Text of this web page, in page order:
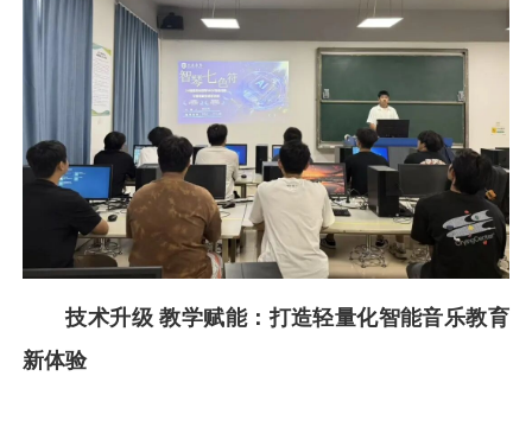
技术升级 教学赋能：打造轻量化智能音乐教育
新体验